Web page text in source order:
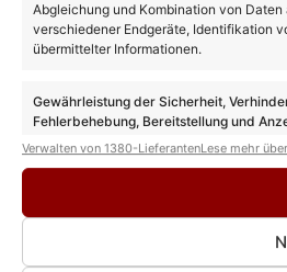
Abgleichung und Kombination von
verschiedener Endgeräte, Identifikation
übermittelter Informationen.
Gewährleistung der Sicherheit,
Fehlerbehebung, Bereitstellung und
Entscheidungen zum Datenschutz
Verwalten von 1380-LieferantenLese mehr
Das könnte Euch
Helene
wieder statt?
Dinge!
Helene
in